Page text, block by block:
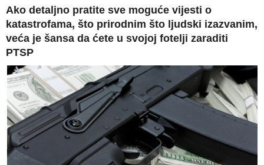
Ako detaljno pratite sve moguće vijesti o
katastrofama, što prirodnim što ljudski izazvanim,
veća je šansa da ćete u svojoj fotelji zaraditi
PTSP